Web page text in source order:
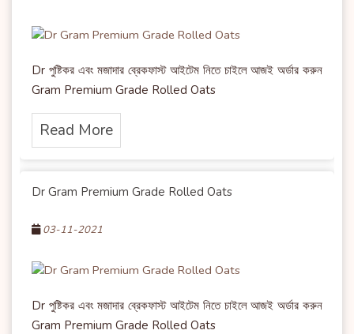
Dr পুষ্টিকর এবং মজাদার ব্রেকফাস্ট আইটেম নিতে চাইলে আজই অর্ডার করুন
Gram Premium Grade Rolled Oats
Read More
Dr Gram Premium Grade Rolled Oats
03-11-2021
Dr পুষ্টিকর এবং মজাদার ব্রেকফাস্ট আইটেম নিতে চাইলে আজই অর্ডার করুন
Gram Premium Grade Rolled Oats